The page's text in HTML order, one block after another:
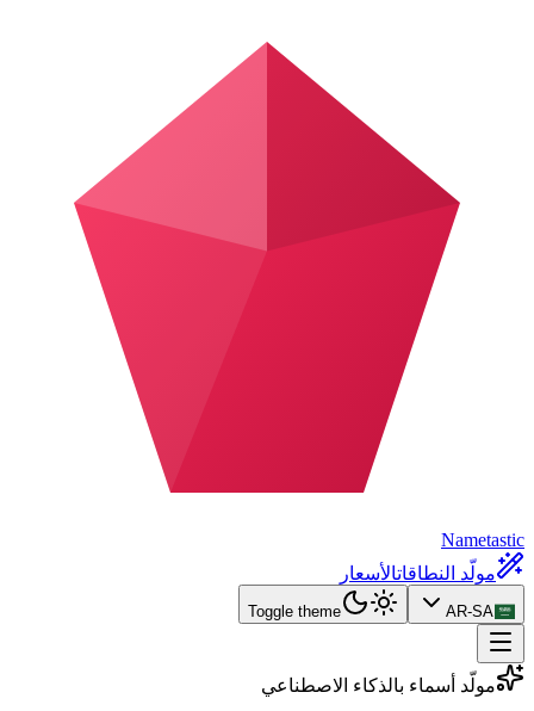
Nametastic
مولّد النطاقاتالأسعار
AR-SA
Toggle theme
مولّد أسماء بالذكاء الاصطناعي